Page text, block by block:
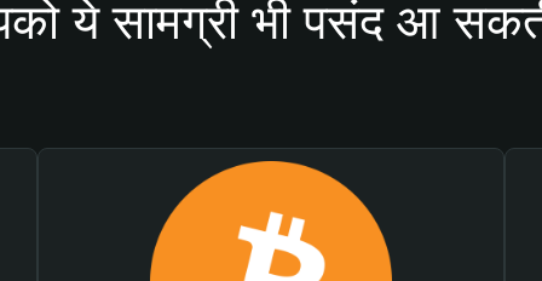
ये सामग्री भी पसंद आ